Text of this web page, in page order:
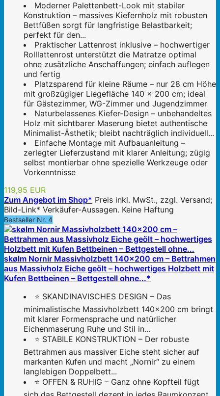
Moderner Palettenbett-Look mit stabiler
Konstruktion – massives Kiefernholz mit robusten
Bettfüßen sorgt für langfristige Belastbarkeit;
perfekt für den...
Praktischer Lattenrost inklusive – hochwertiger
Rolllattenrost unterstützt die Matratze optimal
ohne zusätzliche Anschaffungen; einfach auflegen
und fertig
Platzsparend für kleine Räume – nur 28 cm Höhe
mit großzügiger Liegefläche 140 x 200 cm; ideal
für Gästezimmer, WG-Zimmer und Jugendzimmer
Naturbelassenes Kiefer-Design – unbehandeltes
Holz mit sichtbarer Maserung bietet authentische
Minimalist-Ästhetik; bleibt nachträglich individuell...
Einfache Montage mit Aufbauanleitung –
zerlegter Lieferzustand mit klarer Anleitung; zügig
selbst montierbar ohne spezielle Werkzeuge oder
Vorkenntnisse
119,95 EUR
Zum Angebot im Shop* Preis inkl. MwSt., zzgl. Versand;
Bild-Link* Verkäufer-Aussagen. Keine Haftung
Bestseller Nr. 4
skølm Nornir Massivholzbett 140x200 cm – Bettrahmen
aus Massivholz Eiche geölt – hochwertiges Holzbett mit
Kufen Bettbeinen – Bettgestell ohne...*
⭐ SKANDINAVISCHES DESIGN – Das
minimalistische Massivholzbett 140x200 cm bringt
mit klarer Formensprache und natürlicher
Eichenmaserung Ruhe und Stil in...
⭐ STABILE KONSTRUKTION – Der robuste
Bettrahmen aus massiver Eiche steht sicher auf
markanten Kufen und macht „Nornir“ zu einem
langlebigen Doppelbett...
⭐ OFFEN & RUHIG – Ganz ohne Kopfteil fügt